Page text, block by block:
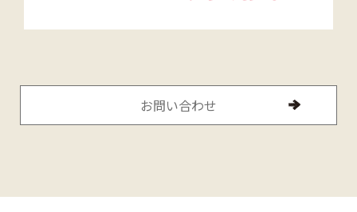
お問い合わせ